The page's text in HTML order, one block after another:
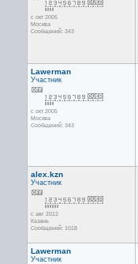
с окт 2005
Москва
Сообщений: 343
Lawerman
Участник
с окт 2005
Москва
Сообщений: 343
alex.kzn
Участник
с авг 2012
Казань
Сообщений: 1018
Lawerman
Участник